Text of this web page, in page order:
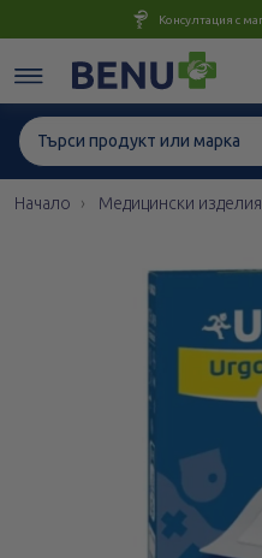
Консултация с
Начало Медицински